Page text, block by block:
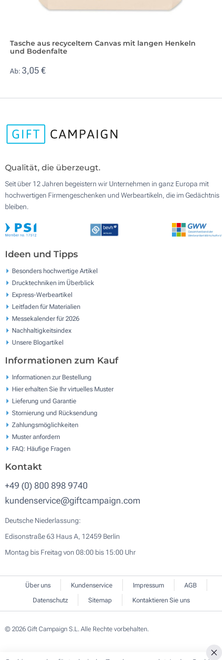
Tasche aus recyceltem Canvas mit langen Henkeln
und Bodenfalte
Ab: 3,05 €
Qualität, die überzeugt.
Seit über 12 Jahren begeistern wir Unternehmen in ganz Europa mit
hochwertigen Firmengeschenken und Werbeartikeln, die im Gedächtnis
bleiben.
Ideen und Tipps
Besonders hochwertige Artikel
Drucktechniken im Überblick
Express-Werbeartikel
Leitfaden für Materialien
Messekalender für 2026
Nachhaltigkeitsindex
Unsere Blogartikel
Informationen zum Kauf
Informationen zur Bestellung
Hier erhalten Sie Ihr virtuelles Muster
Lieferung und Garantie
Stornierung und Rücksendung
Zahlungsmöglichkeiten
Muster anfordern
FAQ: Häufige Fragen
Kontakt
+49 (0) 800 898 9740
kundenservice@giftcampaign.com
Deutsche Niederlassung:
Edisonstraße 63 Haus A, 12459 Berlin
Montag bis Freitag von 08:00 bis 15:00 Uhr
Über uns Kundenservice Impressum
AGB
Datenschutz
Sitemap Kontaktieren Sie uns
© 2026 Gift Campaign S.L. Alle Rechte vorbehalten.